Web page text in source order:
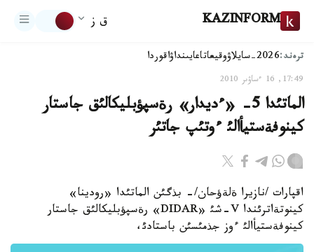
KAZINFORM ق ز
ترەند:2026-سايلاۋ وقيعاتاعايىنداۋاقوردا
17:49, 16 ءساۋىر 2010
الماتئدا 5- «ءديدار» رةسپؤبليكالئق جاستار
كينوفةستيأالئ ءوتئپ جاتئر
اقپارات /نازيرا ةلةؤحان/- بذگئن الماتئدا «رودينا»
كينوتةاترئندا V-شئ «DIDAR» رةسپؤبليكالئق جاستار
كينوفةستيأالئ ءوز جذمئسئن باستادئ،